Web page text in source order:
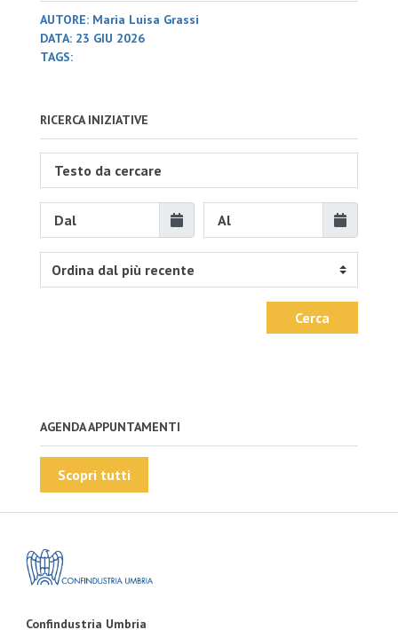
AUTORE: Maria Luisa Grassi
DATA: 23 GIU 2026
TAGS:
RICERCA INIZIATIVE
Cerca
AGENDA APPUNTAMENTI
Scopri tutti
Confindustria Umbria